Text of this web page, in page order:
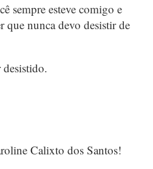
sempre esteve comigo e
que nunca devo desistir de
Calixto dos Santos!